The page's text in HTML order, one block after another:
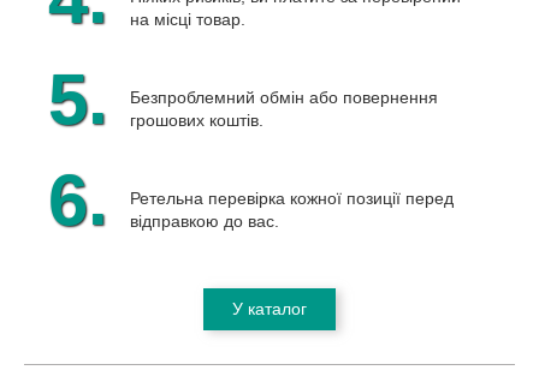
на місці товар.
5.
Безпроблемний обмін або повернення
грошових коштів.
6.
Ретельна перевірка кожної позиції перед
відправкою до вас.
У каталог